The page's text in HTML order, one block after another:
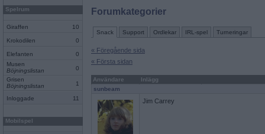
Spelrum
Giraffen 10
Krokodilen 0
Elefanten
0
Musen
Böjningslistan
0
Grisen
Böjningslistan
1
Inloggade 11
Mobilspel
Forumkategorier
Snack Support Ordlekar IRL-spel Turneringar
« Föregående sida
« Första sidan
Användare
Inlägg
sunbeam
Jim Carrey